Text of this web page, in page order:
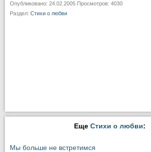
Опубликовано: 24.02.2005 Просмотров: 4030
Раздел: Стихи о любви
Еще Стихи о любви:
Мы больше не встретимся